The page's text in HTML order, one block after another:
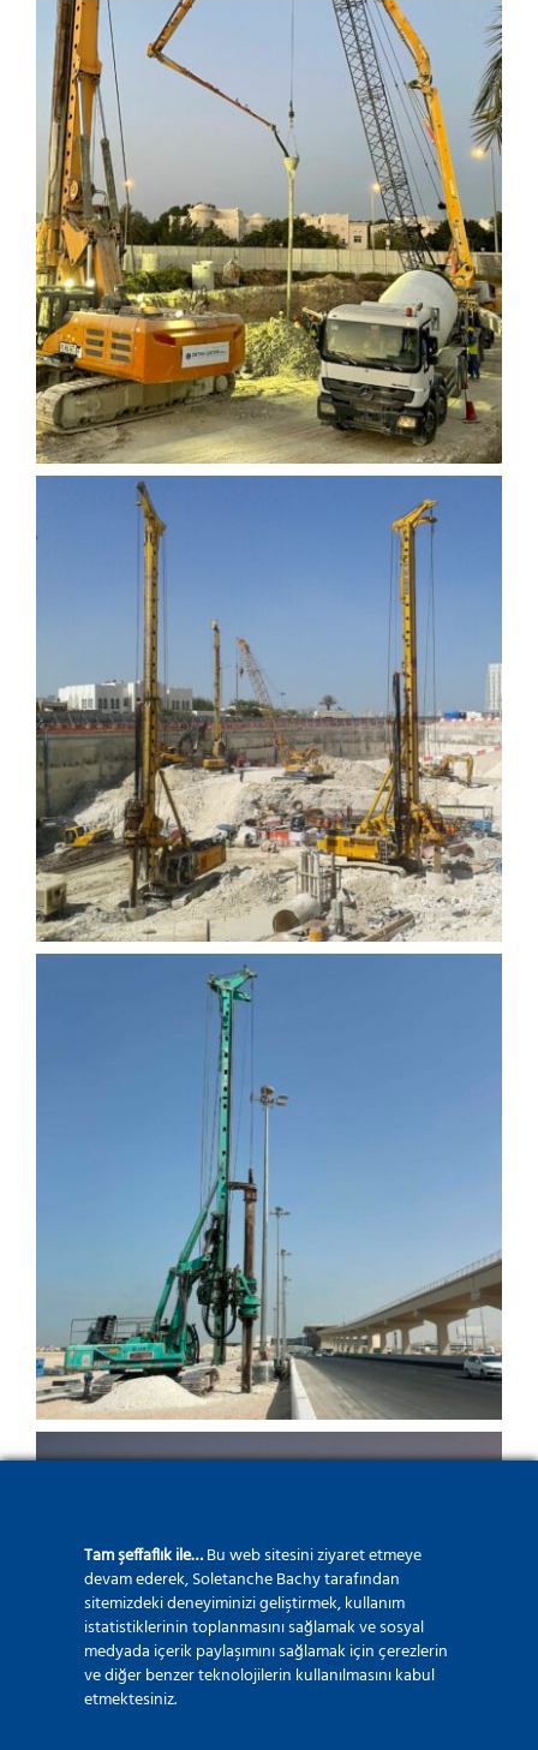
Onazia Pompa İstasyonu
Projesi
Marriot JW Otel – Diyafram
Duvalı İksa ve Temel Altı
Fore Kazık İşleri
Wakrah ve Endüstriyel
Alan Otoyol Projesi
Eski Doha Limanı – Büyük
Terminal Projesi
Tam şeffaflık ile…Bu web sitesini ziyaret etmeye
devam ederek, Soletanche Bachy tarafından
sitemizdeki deneyiminizi geliştirmek, kullanım
istatistiklerinin toplanmasını sağlamak ve sosyal
medyada içerik paylaşımını sağlamak için çerezlerin
ve diğer benzer teknolojilerin kullanılmasını kabul
etmektesiniz.